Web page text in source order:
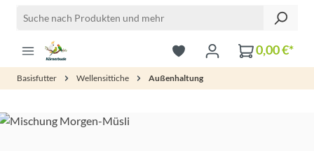
Zum Hauptinhalt springen
0,00 €*
Basisfutter Wellensittiche Außenhaltung
Bildergalerie überspringen